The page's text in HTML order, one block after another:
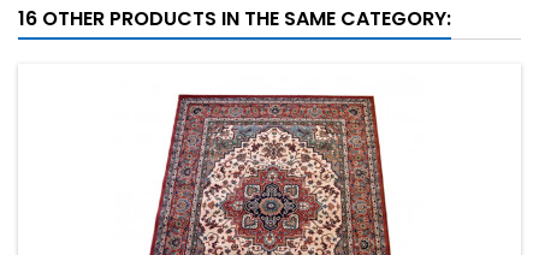
16 OTHER PRODUCTS IN THE SAME CATEGORY: